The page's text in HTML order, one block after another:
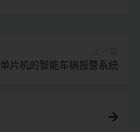
片机的智能车祸报警系统